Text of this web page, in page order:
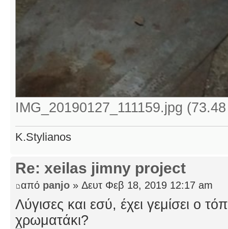
IMG_20190127_111159.jpg
K.Stylianos
Re: xeilas jimny project
από panjo » Δευτ Φεβ 18, 2019 12:17 am
Λύγισες και εσύ, έχει γεμίσει ο
χρωματάκι?